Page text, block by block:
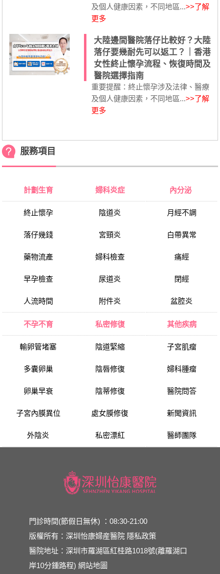
及個人健康因素，不同地區...>>了解
更多
大陸邊間醫院落仔比較好？大陸
落仔要幾耐先可以返工？｜香港
女性終止懷孕流程、恢復時間及
醫院選擇指南
重要提醒：終止懷孕涉及法律、醫療
及個人健康因素，不同地區...>>了解
更多
服務項目
計劃生育
終止懷孕
落仔幾錢
藥物流產
早孕檢查
人流時間
婦科炎症
陰道炎
宮頸炎
婦科檢查
尿道炎
附件炎
內分泌
月經不調
白帶異常
痛經
閉經
盆腔炎
不孕不育
輸卵管堵塞
多囊卵巢
卵巢早衰
子宮內膜異位
外陰炎
私密修復
陰道緊縮
陰唇修復
陰蒂修復
處女膜修復
私密漂紅
其他疾病
子宮肌瘤
婦科腫瘤
醫院問答
新聞資訊
醫師團隊
門診時間(節假日無休) ：08:30-21:00
版權所有：深圳怡康婦産醫院 隱私政策
醫院地址：深圳市羅湖區紅桂路1018號(離羅湖口
岸10分鍾路程)網站地圖